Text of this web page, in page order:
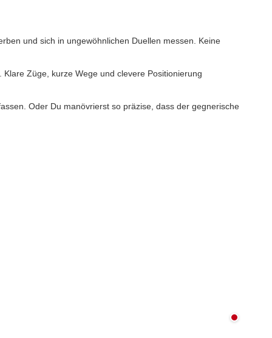
und sich in ungewöhnlichen Duellen messen. Keine
Züge, kurze Wege und clevere Positionierung
Oder Du manövrierst so präzise, dass der gegnerische
Nicht